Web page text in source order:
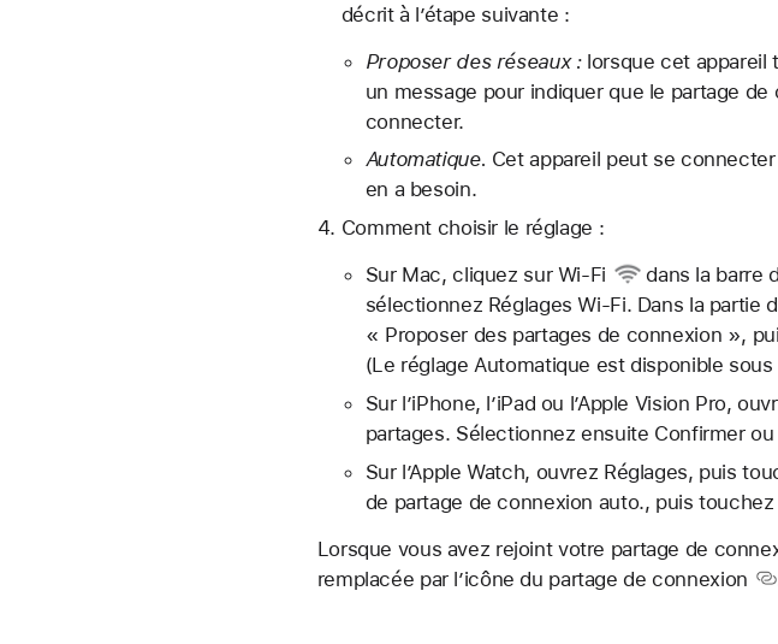
décrit à l’étape suivante :
Proposer des réseaux :lorsque cet appareil
un message pour indiquer que le partage
connecter.
Automatique. Cet appareil peut se
en a besoin.
Comment choisir le réglage :
Sur Mac, cliquez sur Wi-Fi dans la barre
sélectionnez Réglages Wi-Fi. Dans la partie
« Proposer des partages de connexion »,
(Le réglage Automatique est disponible
Sur l’iPhone, l’iPad ou l’Apple Vision Pro,
partages. Sélectionnez ensuite Confirmer
Sur l’Apple Watch, ouvrez Réglages, puis
de partage de connexion auto., puis
Lorsque vous avez rejoint votre partage de
remplacée par l’icône du partage de connexion